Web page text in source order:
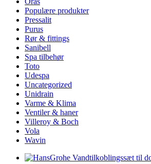
Populære produkter
Pressalit
Purus
Rør & fittings
Sanibell
Spa tilbehør
Toto
Udespa
Uncategorized
Unidrain
Varme & Klima
Ventiler & haner
Villeroy & Boch
Vola
Wavin